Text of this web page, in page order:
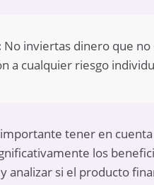
No inviertas dinero que
a cualquier riesgo
tener en
los
analizar si el producto